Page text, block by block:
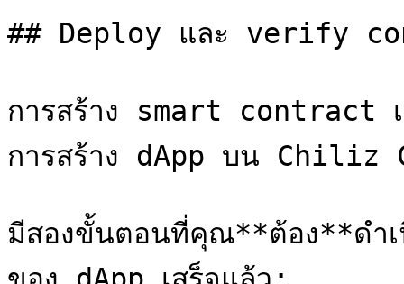
## Deploy และ verify
การสร้าง smart contract เ
การสร้าง dApp บน Chiliz
มีสองขั้นตอนที่คุณ**ต้อง**ดำ